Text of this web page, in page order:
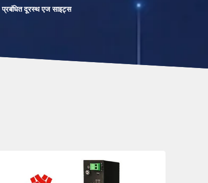
प्रबंधित दूरस्थ एज साइट्स